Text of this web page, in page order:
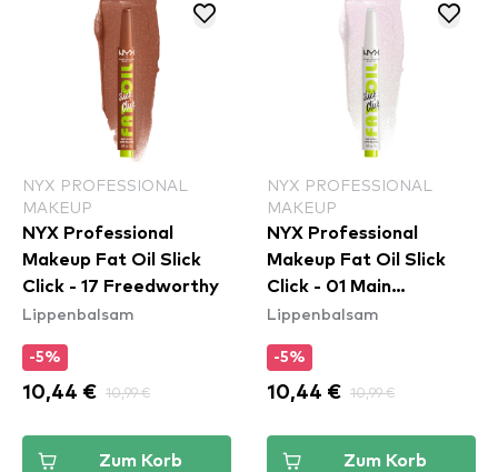
NYX PROFESSIONAL
MAKEUP
NYX Professional
Makeup Fat Oil Slick
Click - 17 Freedworthy
Lippenbalsam
-5%
10,44 € 10,99 €
Zum Korb
NYX PROFESSIONAL
MAKEUP
NYX Professional
Makeup Fat Oil Slick
Click - 01 Main
Character
Lippenbalsam
-5%
10,44 € 10,99 €
Zum Korb